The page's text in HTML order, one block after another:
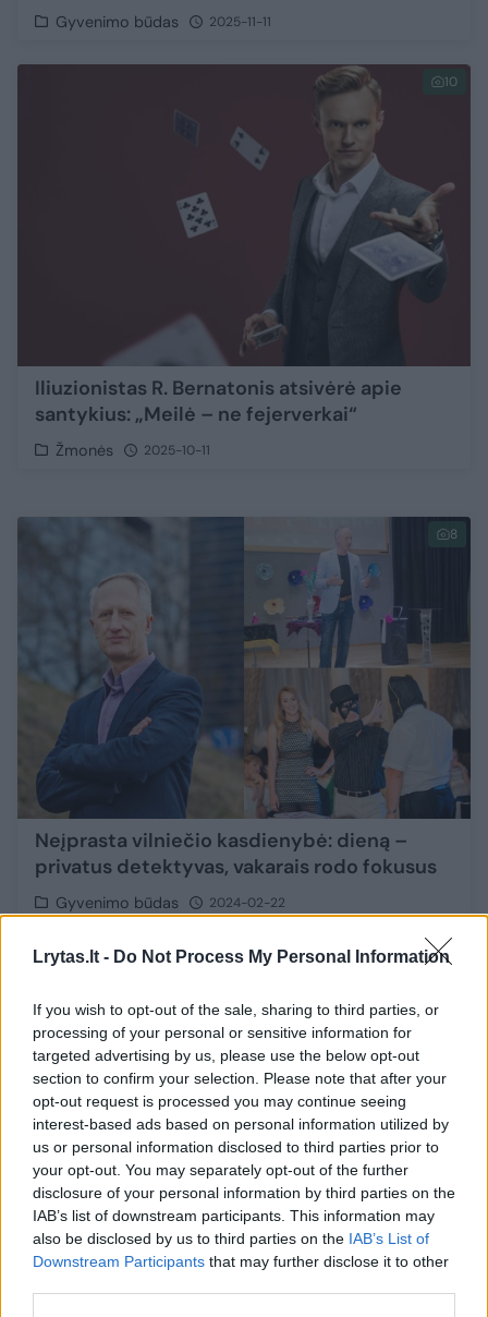
Lrytas.lt - Do Not Process My Personal Information
If you wish to opt-out of the sale, sharing to third parties, or
processing of your personal or sensitive information for
targeted advertising by us, please use the below opt-out
section to confirm your selection. Please note that after your
opt-out request is processed you may continue seeing
interest-based ads based on personal information utilized by
us or personal information disclosed to third parties prior to
your opt-out. You may separately opt-out of the further
disclosure of your personal information by third parties on the
IAB’s list of downstream participants. This information may
also be disclosed by us to third parties on the IAB’s List of
Downstream Participants that may further disclose it to other
Gyvenimo būdas 2025-11-11
10
Iliuzionistas R. Bernatonis atsivėrė apie
santykius: „Meilė – ne fejerverkai“
Žmonės 2025-10-11
8
Neįprasta vilniečio kasdienybė: dieną –
privatus detektyvas, vakarais rodo fokusus
Gyvenimo būdas 2024-02-22
26
19-metis magas Alanas Gladkovas sužavėjo
Dubajų: pusės milijono vertės projektas